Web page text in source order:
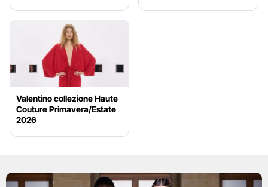
Valentino collezione Haute
Couture Primavera/Estate
2026